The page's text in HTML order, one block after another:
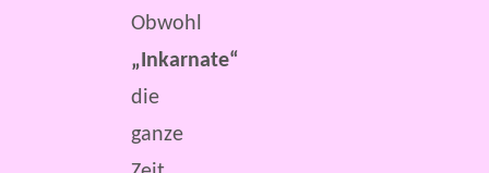
Obwohl
„Inkarnate“
die
ganze